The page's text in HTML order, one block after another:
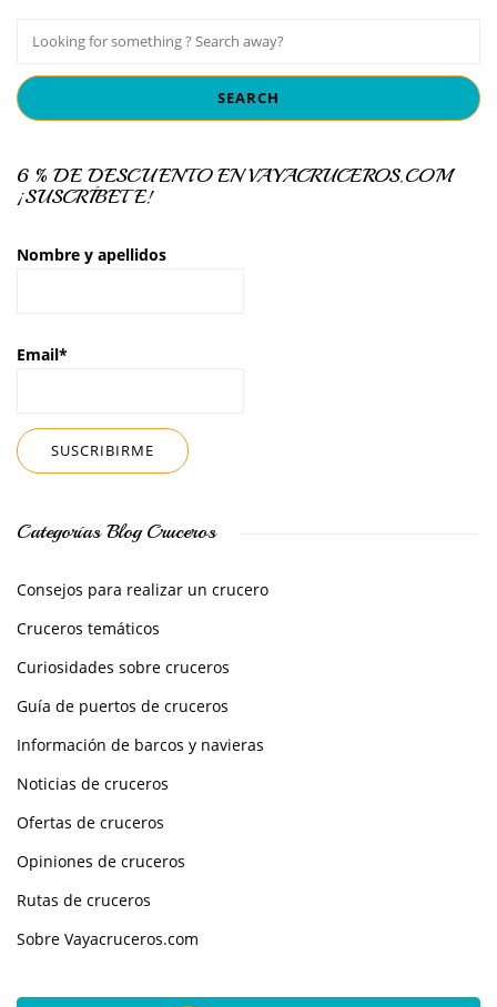
6 % DE DESCUENTO EN VAYACRUCEROS.COM
¡SUSCRÍBETE!
Nombre y apellidos
Email*
Categorías Blog Cruceros
Consejos para realizar un crucero
Cruceros temáticos
Curiosidades sobre cruceros
Guía de puertos de cruceros
Información de barcos y navieras
Noticias de cruceros
Ofertas de cruceros
Opiniones de cruceros
Rutas de cruceros
Sobre Vayacruceros.com